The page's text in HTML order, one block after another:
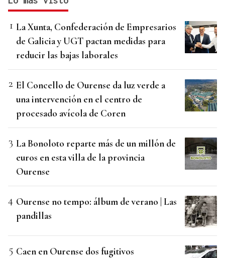
La Xunta, Confederación de Empresarios
de Galicia y UGT pactan medidas para
reducir las bajas laborales
El Concello de Ourense da luz verde a
una intervención en el centro de
procesado avícola de Coren
La Bonoloto reparte más de un millón de
euros en esta villa de la provincia
Ourense
Ourense no tempo: álbum de verano | Las
pandillas
Caen en Ourense dos fugitivos